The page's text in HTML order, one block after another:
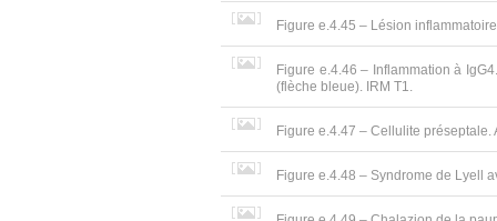
Figure e.4.45 – Lésion
Figure e.4.46 – Inflammation à
(flèche bleue). IRM T1.
Figure e.4.47 – Cellulite
Figure e.4.48 – Syndrome de Lyell